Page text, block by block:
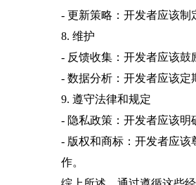
- 更新策略：开发者应该
8. 维护
- 反馈收集：开发者应该
- 数据分析：开发者应该定
9. 遵守法律和规定
- 隐私政策：开发者应该
- 版权和商标：开发者应
作。